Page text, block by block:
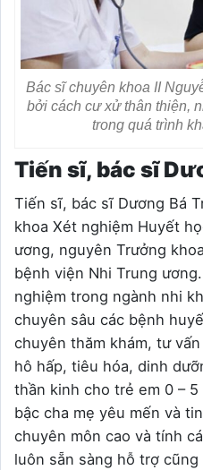
Bác sĩ chuyên khoa II
bởi cách cư xử thân thiện,
trong quá trình
Tiến sĩ, bác sĩ
Tiến sĩ, bác sĩ Dương Bá
khoa Xét nghiệm Huyết
ương, nguyên Trưởng
bệnh viện Nhi Trung
nghiệm trong ngành nhi
chuyên sâu các bệnh
chuyên thăm khám, tư
hô hấp, tiêu hóa, dinh
thần kinh cho trẻ em 0 – 5
bậc cha mẹ yêu mến và
chuyên môn cao và tính
luôn sẵn sàng hỗ trợ